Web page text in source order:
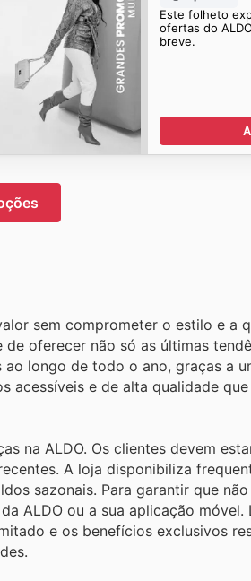
Este folheto
ofertas do
breve.
sem comprometer o estilo e a
oferecer não só as últimas
longo de todo o ano, graças a
acessíveis e de alta qualidade
na ALDO. Os clientes devem
A loja disponibiliza
sazonais. Para garantir que
ALDO ou a sua aplicação móvel.
e os benefícios exclusivos